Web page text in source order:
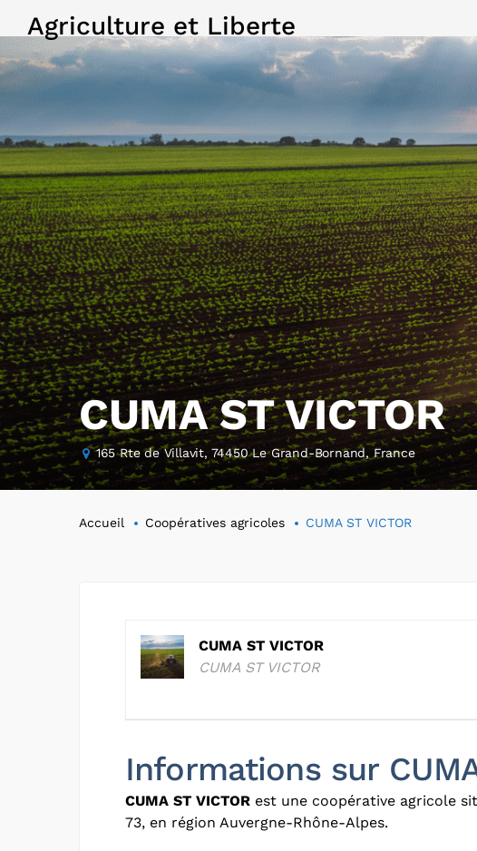
Agriculture et Liberte
CUMA ST VICTOR
165 Rte de Villavit, 74450 Le Grand-Bornand, France
Accueil Coopératives agricoles CUMA ST VICTOR
CUMA ST VICTOR
CUMA ST VICTOR
Informations sur
CUMA ST VICTOR est une coopérative agricole
73, en région Auvergne-Rhône-Alpes.